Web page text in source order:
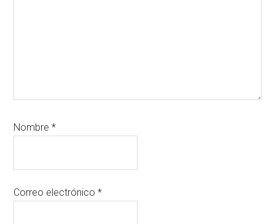
Nombre*
Correo electrónico*